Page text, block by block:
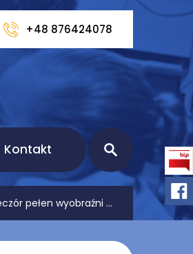
+48 876424078
Kontakt
pełen wyobraźni ...